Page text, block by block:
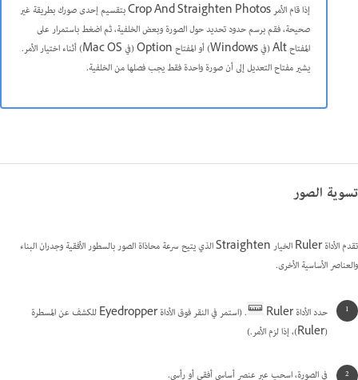
إذا قام الأمر Crop And Straighten Photos بتقسيم إحدى صورك بطريقة غير
صحيحة، فقم برسم حدود تحديد حول الصورة وبعض الخلفية، ثم اضغط باستمرار على
المفتاح Alt (في Windows) أو المفتاح Option (في Mac OS) أثناء اختيار الأمر.
يشير مفتاح التعديل إلى أن صورة واحدة فقط يجب فصلها من الخلفية.
تسوية الصور
تقدم الأداة Ruler الخيار Straighten الذي يتيح سرعة محاذاة الصور بالسطور الأفقية وجدران البناء
والعناصر الأساسية الأخرى.
حدد الأداة Ruler
. (استمر في النقر فوق الأداة Eyedropper للكشف عن المسطرة
(Ruler)، إذا لزم الأمر.)
في الصورة، اسحب عبر عنصر أساسي أفقي أو رأسي.